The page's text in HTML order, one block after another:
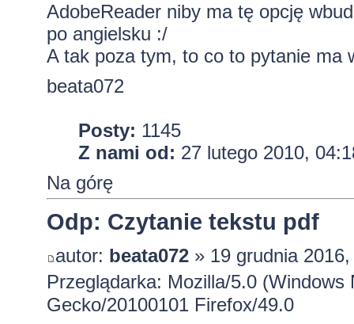
AdobeReader niby ma tę opcję
po angielsku :/
A tak poza tym, to co to pytanie ma
beata072
Posty: 1145
Z nami od: 27 lutego 2010,
Na górę
Odp: Czytanie tekstu pdf
autor: beata072» 19 grudnia 2016,
Przeglądarka: Mozilla/5.0
Gecko/20100101 Firefox/49.0